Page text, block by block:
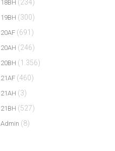
18BH (234)
19BH (300)
20AF (691)
20AH (246)
20BH (1.356)
21AF (460)
21AH (3)
21BH (527)
Admin (8)